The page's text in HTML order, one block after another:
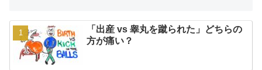
「出産 vs 睾丸を蹴られた」どちらの
方が痛い？